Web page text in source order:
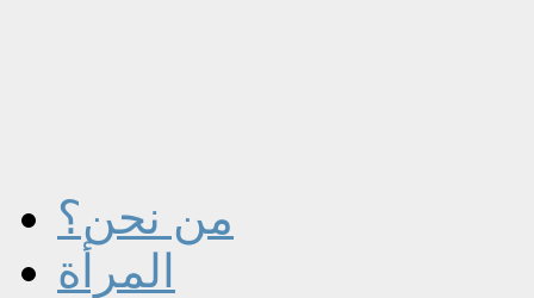
من نحن؟
المرأة